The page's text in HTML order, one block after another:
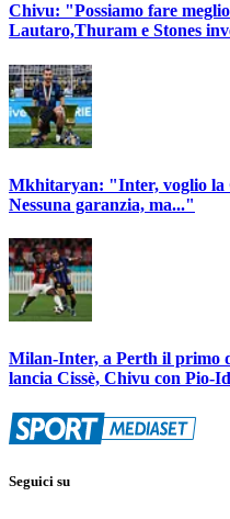
Chivu: "Possiamo fare
Lautaro,Thuram e Stones
Mkhitaryan: "Inter, voglio la
Nessuna garanzia, ma..."
Milan-Inter, a Perth il primo
lancia Cissè, Chivu con Pio-
Seguici su